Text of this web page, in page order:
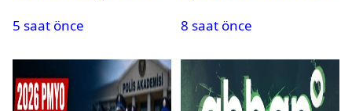
5 saat önce
8 saat önce